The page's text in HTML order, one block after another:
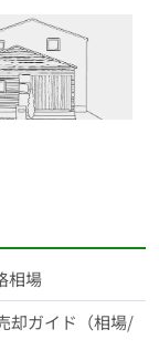
相場
却ガイド（相場/